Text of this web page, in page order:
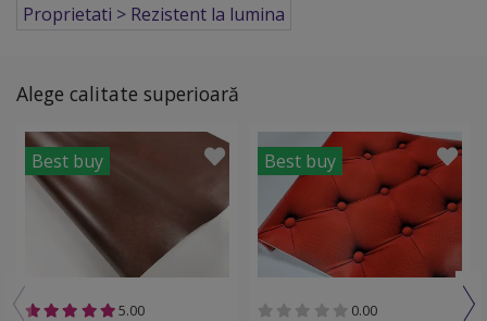
Proprietati > Rezistent la lumina
Alege calitate superioară
Best buy
5.00
Best buy
0.00